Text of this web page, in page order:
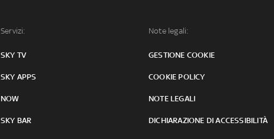
Servizi:
SKY TV
SKY APPS
NOW
SKY BAR
Note legali:
GESTIONE COOKIE
COOKIE POLICY
NOTE LEGALI
DICHIARAZIONE DI ACCESSIBILITÀ